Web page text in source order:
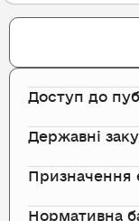
Search
Доступ до
Державні
Призначення
Нормативна